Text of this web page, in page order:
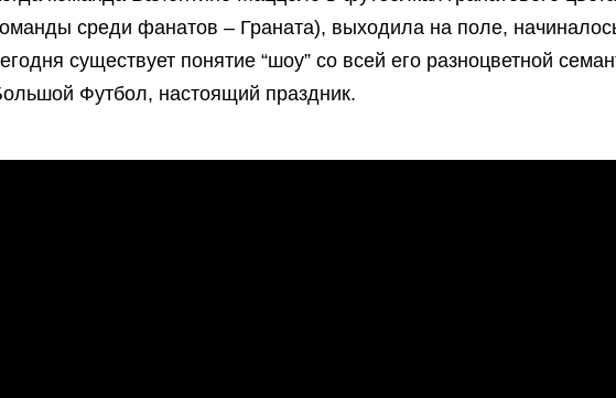
среди фанатов – Граната), выходила на поле,
существует понятие “шоу” со всей его разноцветной
Футбол, настоящий праздник.